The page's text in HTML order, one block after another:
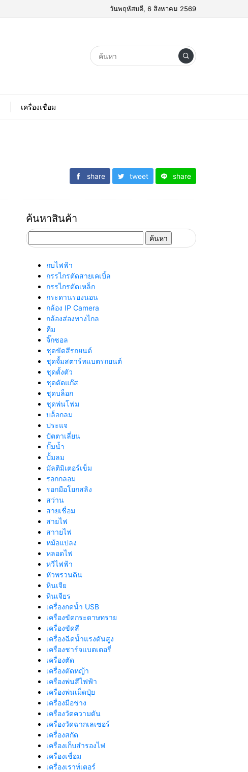
วันพฤหัสบดี, 6 สิงหาคม 2569
เครื่องเชื่อม
share tweet share
ค้นหาสินค้า
สำหรับ:
กบไฟฟ้า
กรรไกรตัดสายเคเบิ้ล
กรรไกรตัดเหล็ก
กระดานรองนอน
กล้อง IP Camera
กล้องส่องทางไกล
คีม
จิ๊กซอล
ชุดขัดสีรถยนต์​
ชุดจั้มสตาร์ทแบตรถยนต์
ชุดตั้งตัว
ชุดตัดแก๊ส
ชุดบล็อก
ชุดพ่นโฟม
บล็อกลม
ประแจ
ปัตตาเลี่ยน
ปั๊มน้ำ
ปั้มลม
มัลติมิเตอร์เข็ม
รอกกลอม
รอกมือโยกสลิง
สว่าน
สายเชื่อม
สายไฟ
สาายไฟ
หม้อแปลง
หลอดไฟ
หวีไฟฟ้า
หัวพรวนดิน
หินเจีย
หินเจียร
เครื่องกดน้ำ USB
เครื่องขัดกระดาษทราย
เครื่องขัดสี
เครื่องฉีดน้ำแรงดันสูง
เครื่องชาร์จแบตเตอรี่
เครื่องตัด
เครื่องตัดหญ้า
เครื่องพ่นสีไฟฟ้า
เครื่องพ่นเม็ดปุ๋ย
เครื่องมือช่าง
เครื่องวัดความดัน
เครื่องวัดฉากเลเซอร์
เครื่องสกัด
เครื่องเก็บสํารองไฟ
เครื่องเชื่อม
เครื่องเราท์เตอร์